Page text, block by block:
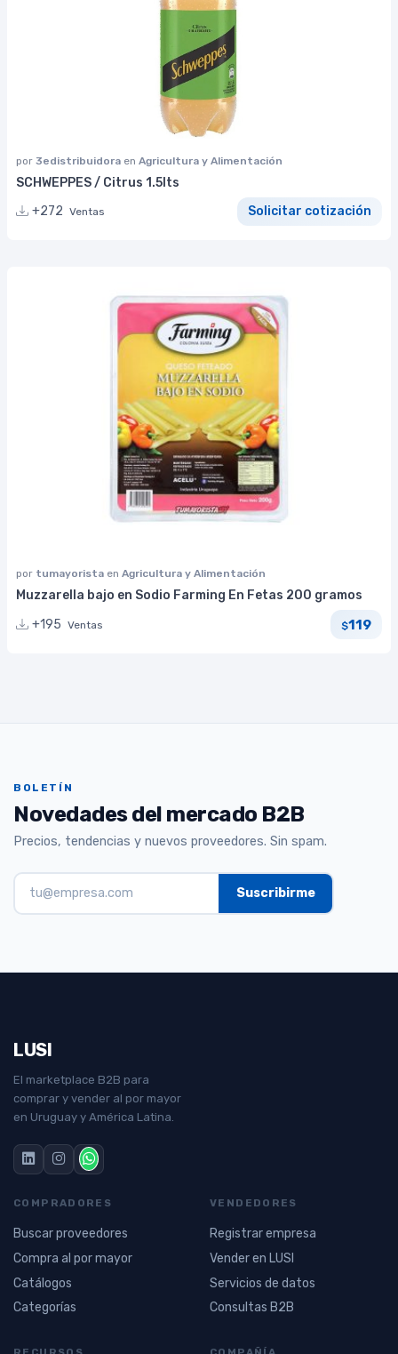
por 3edistribuidora en Agricultura y Alimentación
SCHWEPPES / Citrus 1.5lts
+272 Ventas Solicitar cotización
por tumayorista en Agricultura y Alimentación
Muzzarella bajo en Sodio Farming En Fetas 200 gramos
+195 Ventas $119
BOLETÍN
Novedades del mercado B2B
Precios, tendencias y nuevos proveedores. Sin spam.
LUSI
El marketplace B2B para
comprar y vender al por mayor
en Uruguay y América Latina.
COMPRADORES
Buscar proveedores
Compra al por mayor
Catálogos
Categorías
VENDEDORES
Registrar empresa
Vender en LUSI
Servicios de datos
Consultas B2B